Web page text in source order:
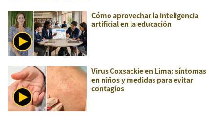
Cómo aprovechar la inteligencia
artificial en la educación
Virus Coxsackie en Lima: síntomas
en niños y medidas para evitar
contagios